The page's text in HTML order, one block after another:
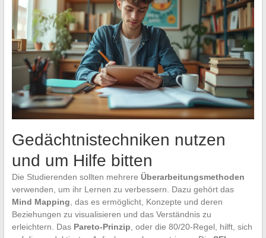
Gedächtnistechniken nutzen
und um Hilfe bitten
Die Studierenden sollten mehrere Überarbeitungsmethoden
verwenden, um ihr Lernen zu verbessern. Dazu gehört das
Mind Mapping, das es ermöglicht, Konzepte und deren
Beziehungen zu visualisieren und das Verständnis zu
erleichtern. Das Pareto-Prinzip, oder die 80/20-Regel, hilft, sich